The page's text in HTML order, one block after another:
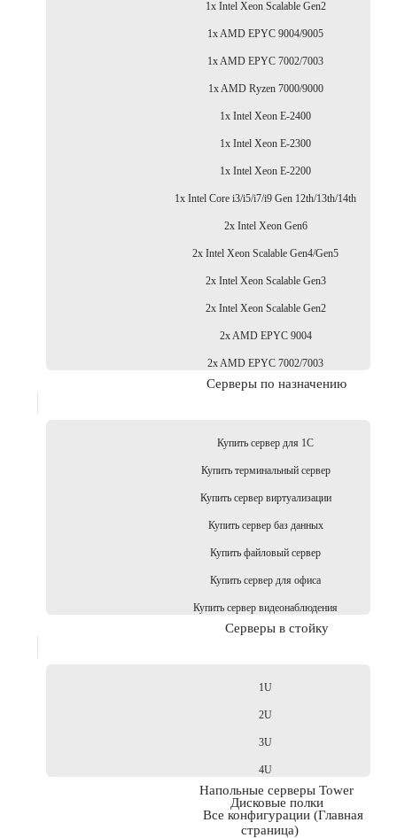
1x Intel Xeon Scalable Gen2
1x AMD EPYC 9004/9005
1x AMD EPYC 7002/7003
1x AMD Ryzen 7000/9000
1x Intel Xeon E-2400
1x Intel Xeon E-2300
1x Intel Xeon E-2200
1x Intel Core i3/i5/i7/i9 Gen 12th/13th/14th
2x Intel Xeon Gen6
2x Intel Xeon Scalable Gen4/Gen5
2x Intel Xeon Scalable Gen3
2x Intel Xeon Scalable Gen2
2x AMD EPYC 9004
2x AMD EPYC 7002/7003
Серверы по назначению
Купить сервер для 1С
Купить терминальный сервер
Купить сервер виртуализации
Купить сервер баз данных
Купить файловый сервер
Купить сервер для офиса
Купить сервер видеонаблюдения
Серверы в стойку
1U
2U
3U
4U
Напольные серверы Tower
Дисковые полки
Все конфигурации (Главная
страница)